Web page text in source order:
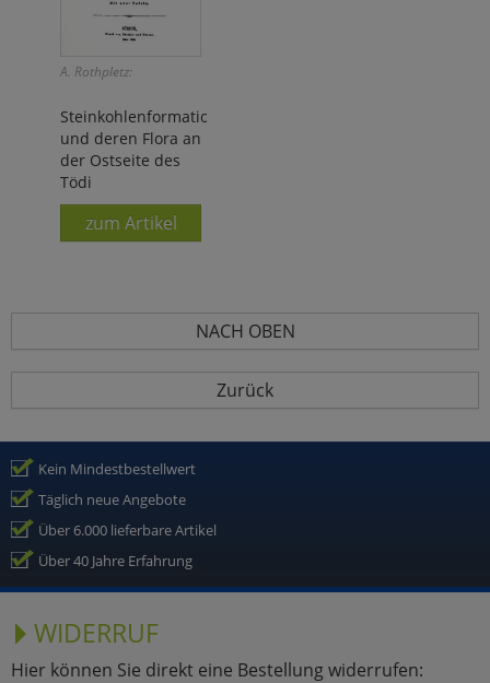
A. Rothpletz:
Steinkohlenformation
und deren Flora an
der Ostseite des
Tödi
zum Artikel
NACH OBEN
Zurück
Kein Mindestbestellwert
Täglich neue Angebote
Über 6.000 lieferbare Artikel
Über 40 Jahre Erfahrung
WIDERRUF
Hier können Sie direkt eine Bestellung widerrufen: